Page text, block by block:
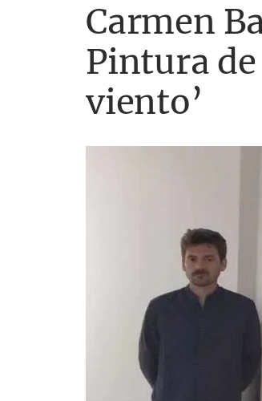
Carmen
Pintura
viento’